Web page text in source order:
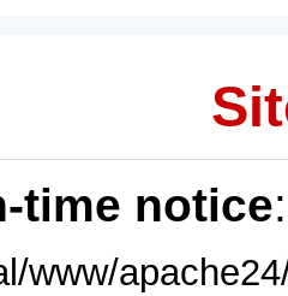
time notice
www/